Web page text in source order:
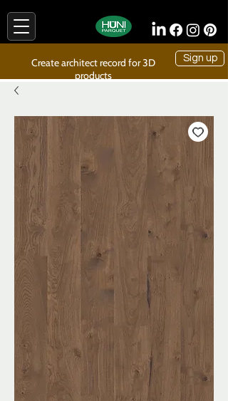
Create architect record for 3D
products
Sign up